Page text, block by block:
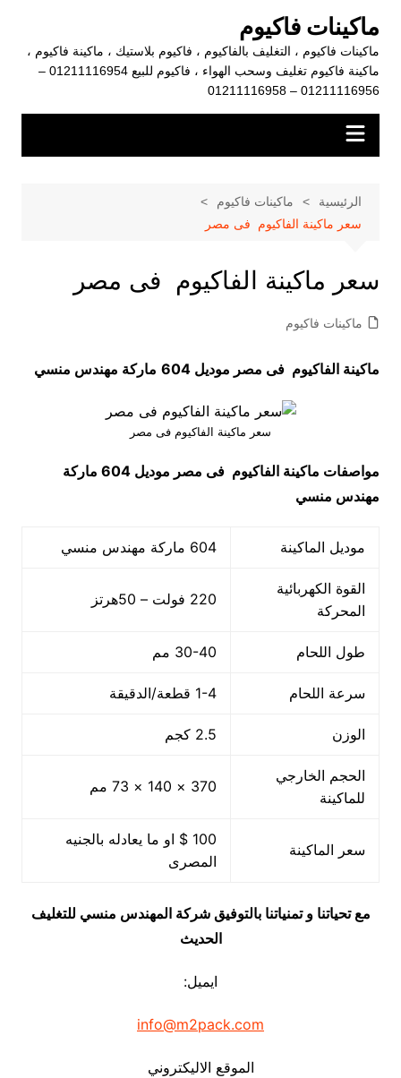
المحتوى
ماكينات فاكيوم
ماكينات فاكيوم ، التغليف بالفاكيوم ، فاكيوم بلاستيك ، ماكينة فاكيوم ،
ماكينة فاكيوم تغليف وسحب الهواء ، فاكيوم للبيع 01211116954 –
01211116956 – 01211116958
الرئيسية
ماكينات فاكيوم
سعر ماكينة الفاكيوم فى مصر
سعر ماكينة الفاكيوم فى مصر
ماكينات فاكيوم
ماكينة الفاكيوم فى مصر موديل 604 ماركة مهندس منسي
سعر ماكينة الفاكيوم فى مصر
مواصفات ماكينة الفاكيوم فى مصر موديل 604
ماركة
مهندس منسي
موديل الماكينة 604 ماركة مهندس منسي
القوة الكهربائية
المحركة
220 فولت – 50هرتز
طول اللحام 30-40 مم
سرعة اللحام 1-4 قطعة/الدقيقة
الوزن 2.5 كجم
الحجم الخارجي
للماكينة
370 × 140 × 73 مم
سعر الماكينة
100 $ او ما يعادله بالجنيه
المصرى
مع تحياتنا و تمنياتنا بالتوفيق شركة المهندس منسي للتغليف
الحديث
ايميل:
info@m2pack.com
الموقع الاليكتروني